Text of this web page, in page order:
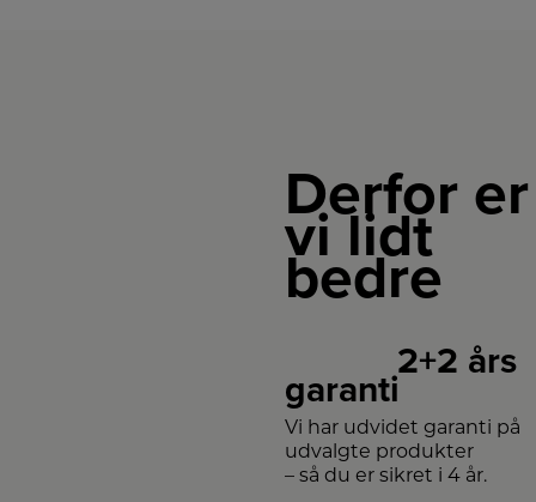
Derfor er
vi lidt
bedre
2+2 års
garanti
Vi har udvidet garanti på
udvalgte produkter
– så du er sikret i 4 år.